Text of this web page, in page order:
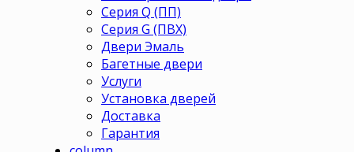
Серия Q (ПП)
Серия G (ПВХ)
Двери Эмаль
Багетные двери
Услуги
Установка дверей
Доставка
Гарантия